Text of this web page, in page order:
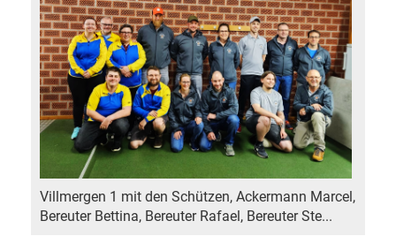
Villmergen 1 mit den Schützen, Ackermann Marcel,
Bereuter Bettina, Bereuter Rafael, Bereuter Ste...